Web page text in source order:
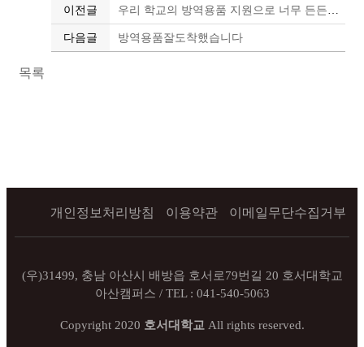
이전글
다음글 방역용품잘도착했습니다
목록
개인정보처리방침 이용약관 이메일무단수집거부
(우)31499, 충남 아산시 배방읍 호서로79번길 20 호서대학교
아산캠퍼스 / TEL : 041-540-5063
Copyright 2020 호서대학교 All rights reserved.